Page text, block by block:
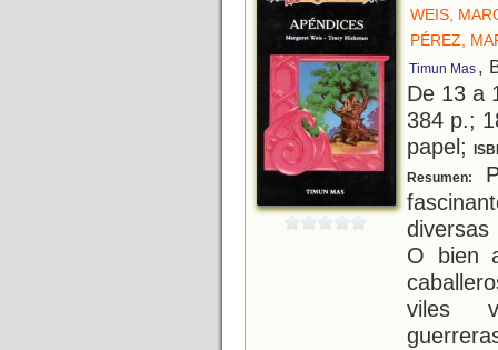
WEIS,
PÉREZ,
Timun Mas ,
De 13 a
384 p.;
papel;
Resumen:
O bien
viles